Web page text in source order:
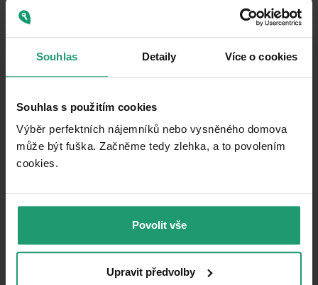
Souhlas Detaily Více o cookies
Souhlas s použitím cookies
Výběr perfektních nájemníků nebo vysněného domova
může být fuška. Začněme tedy zlehka, a to povolením
cookies.​
Povolit vše
Upravit předvolby
Pošta
Český Krumlov 1